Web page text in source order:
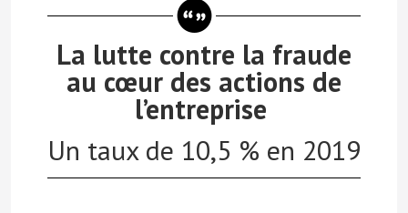
La lutte contre la fraude
au cœur des actions de
l’entreprise
Un taux de 10,5 % en 2019